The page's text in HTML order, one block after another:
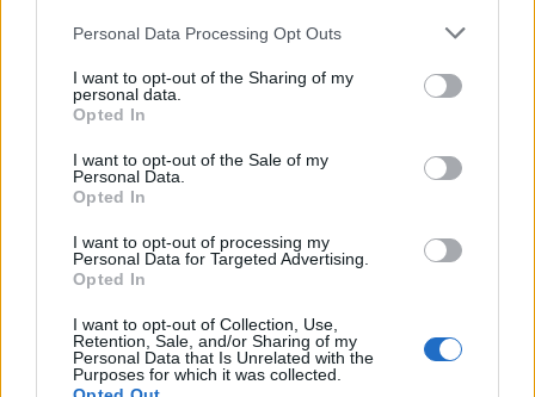
Please note that this website/app uses one or more Google
not limited to your visit or usage behaviour. You may click to
grant or deny consent to Google and its third-party tags to
use your data for below specified purposes in below Google
consent section.
Personal Data Processing Opt Outs
I want to opt-out of the Sharing of my
personal data.
Opted In
I want to opt-out of the Sale of my
Personal Data.
Opted In
I want to opt-out of processing my
Personal Data for Targeted Advertising.
Opted In
I want to opt-out of Collection, Use,
Retention, Sale, and/or Sharing of my
Personal Data that Is Unrelated with the
Purposes for which it was collected.
Mi lett Alain Delon vagyonával? Adóhatósági
csavar a sztoriban
HÍREK 2026. júl. 19.